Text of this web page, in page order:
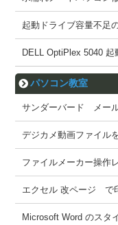
起動ドライブ容量不足
DELL OptiPlex 5040 起
パソコン教室
サンダーバード メー
デジカメ動画ファイル
ファイルメーカー操作
エクセル 改ページ で
Microsoft Word のスタ